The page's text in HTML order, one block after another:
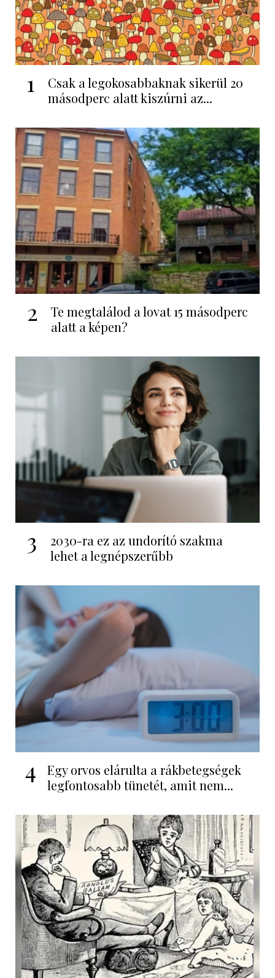
1
Csak a legokosabbaknak sikerül 20
másodperc alatt kiszúrni az...
2
Te megtalálod a lovat 15 másodperc
alatt a képen?
3
2030-ra ez az undorító szakma
lehet a legnépszerűbb
4
Egy orvos elárulta a rákbetegségek
legfontosabb tünetét, amit nem...